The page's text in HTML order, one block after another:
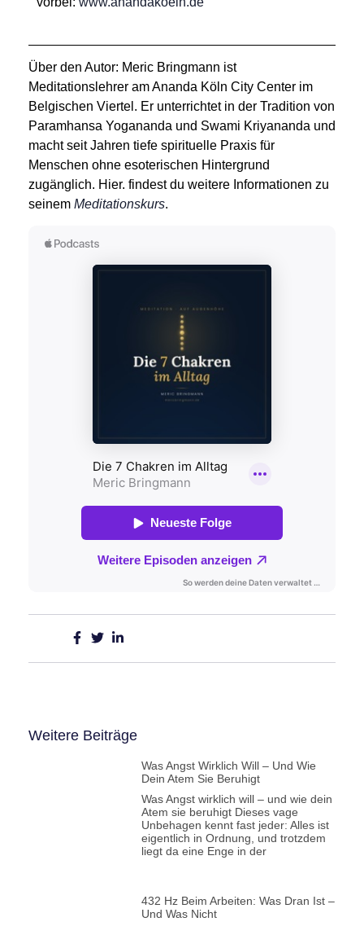
Über den Autor: Meric Bringmann ist
Meditationslehrer am Ananda Köln City Center im
Belgischen Viertel. Er unterrichtet in der Tradition von
Paramhansa Yogananda und Swami Kriyananda und
macht seit Jahren tiefe spirituelle Praxis für
Menschen ohne esoterischen Hintergrund
zugänglich. Hier. findest du weitere Informationen zu
seinem Meditationskurs.
Weitere Beiträge
Was Angst Wirklich Will – Und Wie
Dein Atem Sie Beruhigt
Was Angst wirklich will – und wie dein
Atem sie beruhigt Dieses vage
Unbehagen kennt fast jeder: Alles ist
eigentlich in Ordnung, und trotzdem
liegt da eine Enge in der
432 Hz Beim Arbeiten: Was Dran Ist –
Und Was Nicht